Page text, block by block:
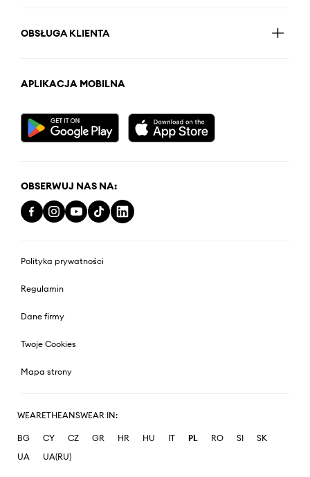
OBSŁUGA KLIENTA
APLIKACJA MOBILNA
OBSERWUJ NAS NA:
Polityka prywatności
Regulamin
Dane firmy
Twoje Cookies
Mapa strony
WEARETHEANSWEAR IN:
BG CY CZ GR HR HU IT PL RO SI
SK
UA
UA(RU)